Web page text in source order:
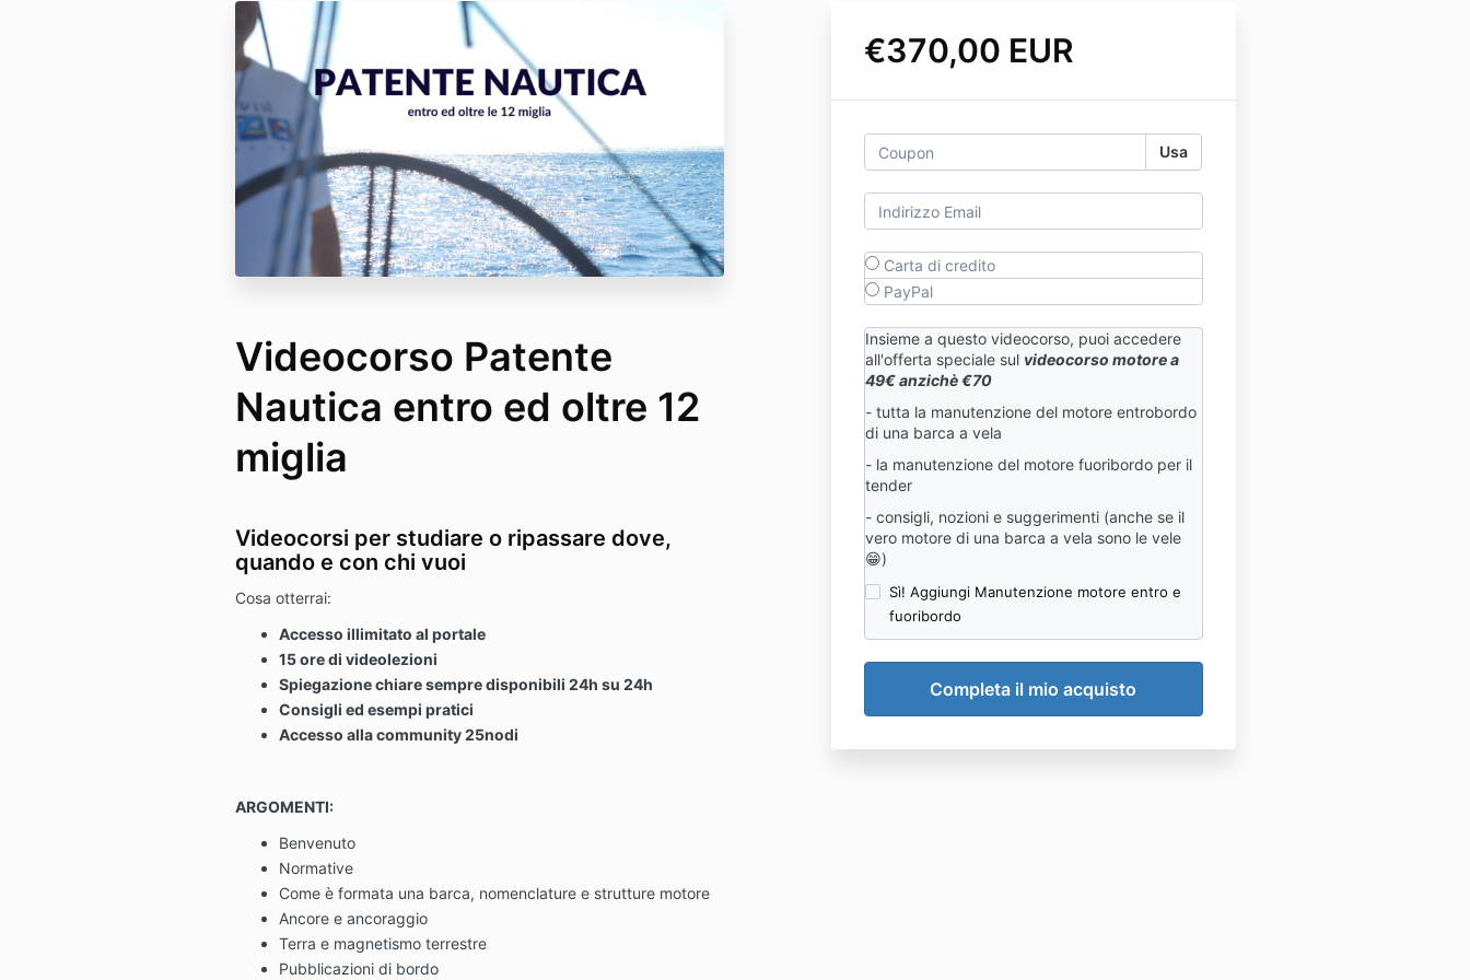
Videocorso Patente
Nautica entro ed oltre 12
miglia
Videocorsi per studiare o ripassare dove,
quando e con chi vuoi
Cosa otterrai:
Accesso illimitato al portale
15 ore di videolezioni
Spiegazione chiare sempre disponibili 24h su 24h
Consigli ed esempi pratici
Accesso alla community 25nodi
ARGOMENTI:
Benvenuto
Normative
Come è formata una barca, nomenclature e strutture motore
Ancore e ancoraggio
Terra e magnetismo terrestre
Pubblicazioni di bordo
€370,00 EUR
Usa
Carta di credito
PayPal
Insieme a questo videocorso, puoi accedere
all'offerta speciale sul videocorso motore a
49€ anzichè€70
- tutta la manutenzione del motore entrobordo
di una barca a vela
- la manutenzione del motore fuoribordo per il
tender
- consigli, nozioni e suggerimenti (anche se il
vero motore di una barca a vela sono le vele
😁)
Sì! Aggiungi Manutenzione motore entro e
fuoribordo